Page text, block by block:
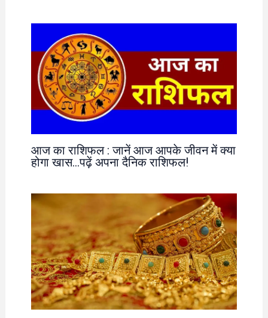
आज का राशिफल : जानें आज आपके जीवन में क्या
होगा खास…पढ़ें अपना दैनिक राशिफल!